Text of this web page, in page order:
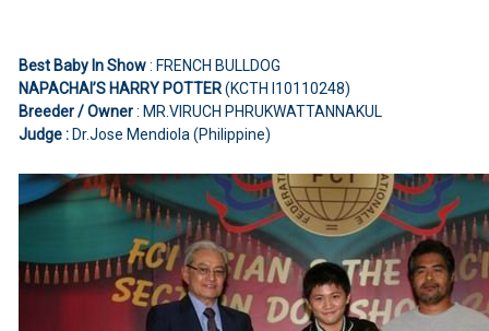
Best Baby In Show: FRENCH BULLDOG
NAPACHAI’S HARRY POTTER(KCTH I10110248)
Breeder / Owner: MR.VIRUCH PHRUKWATTANNAKUL
Judge :Dr.Jose Mendiola (Philippine)